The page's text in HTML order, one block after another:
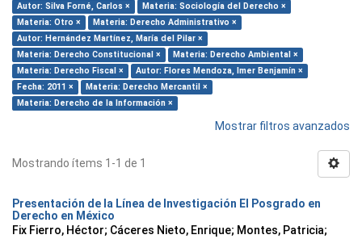
Autor: Silva Forné, Carlos ×
Materia: Sociología del Derecho ×
Materia: Otro ×
Materia: Derecho Administrativo ×
Autor: Hernández Martínez, María del Pilar ×
Materia: Derecho Constitucional ×
Materia: Derecho Ambiental ×
Materia: Derecho Fiscal ×
Autor: Flores Mendoza, Imer Benjamín ×
Fecha: 2011 ×
Materia: Derecho Mercantil ×
Materia: Derecho de la Información ×
Mostrar filtros avanzados
Mostrando ítems 1-1 de 1
Presentación de la Línea de Investigación El Posgrado en
Derecho en México
Fix Fierro, Héctor; Cáceres Nieto, Enrique; Montes, Patricia;